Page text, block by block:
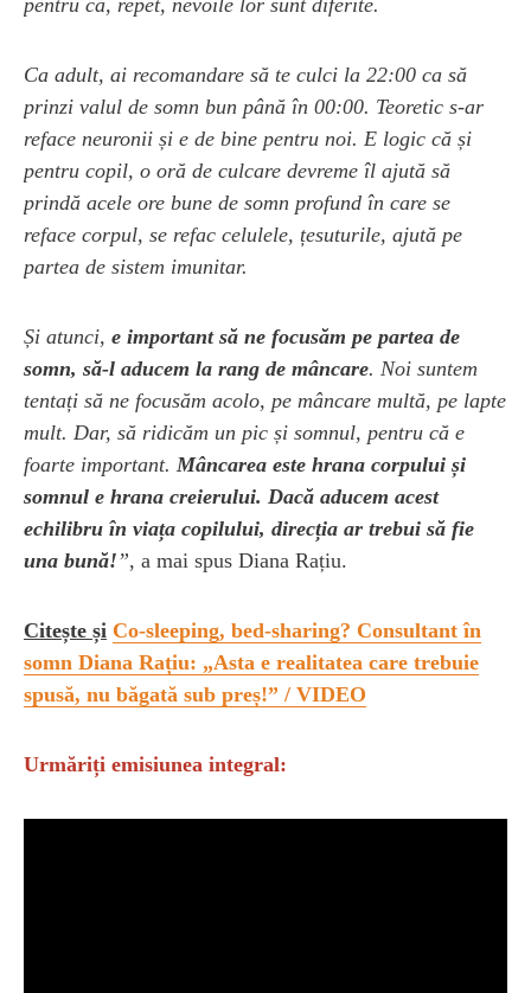
Ca adult, ai recomandare să te culci la 22:00 ca să
prinzi valul de somn bun până în 00:00. Teoretic s-ar
reface neuronii și e de bine pentru noi. E logic că și
pentru copil, o oră de culcare devreme îl ajută să
prindă acele ore bune de somn profund în care se
reface corpul, se refac celulele, țesuturile, ajută pe
partea de sistem imunitar.
Și atunci, e important să ne focusăm pe partea de
somn, să-l aducem la rang de mâncare. Noi suntem
tentați să ne focusăm acolo, pe mâncare multă, pe lapte
mult. Dar, să ridicăm un pic și somnul, pentru că e
foarte important. Mâncarea este hrana corpului și
somnul e hrana creierului. Dacă aducem acest
echilibru în viața copilului, direcția ar trebui să fie
una bună!”, a mai spus Diana Rațiu.
Citește și Co-sleeping, bed-sharing? Consultant în
somn Diana Rațiu: „Asta e realitatea care trebuie
spusă, nu băgată sub preș!” / VIDEO
Urmăriți emisiunea integral: